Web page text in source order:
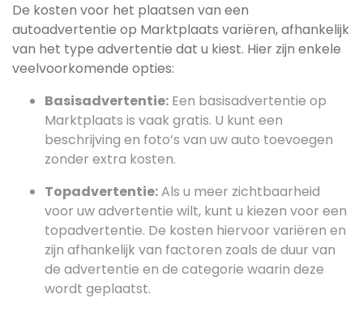
De kosten voor het plaatsen van een
autoadvertentie op Marktplaats variëren, afhankelijk
van het type advertentie dat u kiest. Hier zijn enkele
veelvoorkomende opties:
Basisadvertentie: Een basisadvertentie op
Marktplaats is vaak gratis. U kunt een
beschrijving en foto’s van uw auto toevoegen
zonder extra kosten.
Topadvertentie:Als u meer zichtbaarheid
voor uw advertentie wilt, kunt u kiezen voor een
topadvertentie. De kosten hiervoor variëren en
zijn afhankelijk van factoren zoals de duur van
de advertentie en de categorie waarin deze
wordt geplaatst.